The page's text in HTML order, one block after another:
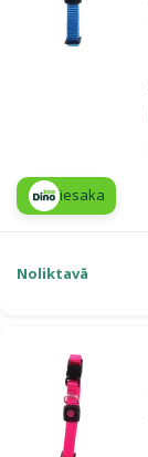
iesaka
Noliktavā